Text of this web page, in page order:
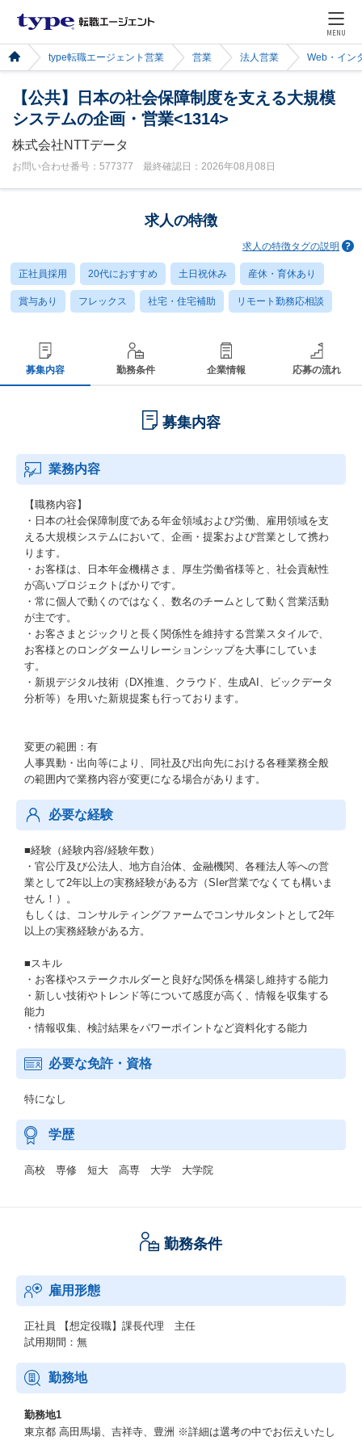
MENU
type転職エージェント営業 営業 法人営業 Web・イン
【公共】日本の社会保障制度を支える大規模
システムの企画・営業<1314>
株式会社NTTデータ
お問い合わせ番号：577377 最終確認日：2026年08月08日
求人の特徴
求人の特徴タグの説明
正社員採用 20代におすすめ 土日祝休み 産休・育休あり
賞与あり フレックス 社宅・住宅補助 リモート勤務応相談
募集内容 勤務条件 企業情報 応募の流れ
募集内容
業務内容
【職務内容】
・日本の社会保障制度である年金領域および労働、雇用領域を支
える大規模システムにおいて、企画・提案および営業として携わ
ります。
・お客様は、日本年金機構さま、厚生労働省様等と、社会貢献性
が高いプロジェクトばかりです。
・常に個人で動くのではなく、数名のチームとして動く営業活動
が主です。
・お客さまとジックリと長く関係性を維持する営業スタイルで、
お客様とのロングタームリレーションシップを大事にしていま
す。
・新規デジタル技術（DX推進、クラウド、生成AI、ビックデータ
分析等）を用いた新規提案も行っております。
変更の範囲：有
人事異動・出向等により、同社及び出向先における各種業務全般
の範囲内で業務内容が変更になる場合があります。
必要な経験
■経験（経験内容/経験年数）
・官公庁及び公法人、地方自治体、金融機関、各種法人等への営
業として2年以上の実務経験がある方（SIer営業でなくても構いま
せん！）。
もしくは、コンサルティングファームでコンサルタントとして2年
以上の実務経験がある方。
■スキル
・お客様やステークホルダーと良好な関係を構築し維持する能力
・新しい技術やトレンド等について感度が高く、情報を収集する
能力
・情報収集、検討結果をパワーポイントなど資料化する能力
必要な免許・資格
特になし
学歴
高校 専修 短大 高専 大学 大学院
勤務条件
雇用形態
正社員
【想定役職】課長代理 主任
試用期間：無
勤務地
勤務地1
東京都 高田馬場、吉祥寺、豊洲 ※詳細は選考の中でお伝えいたし